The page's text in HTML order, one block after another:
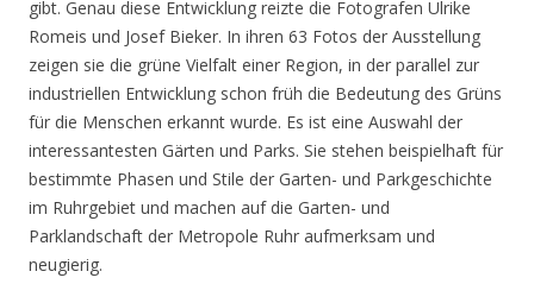
gibt. Genau diese Entwicklung reizte die Fotografen Ulrike
Romeis und Josef Bieker. In ihren 63 Fotos der Ausstellung
zeigen sie die grüne Vielfalt einer Region, in der parallel zur
industriellen Entwicklung schon früh die Bedeutung des Grüns
für die Menschen erkannt wurde. Es ist eine Auswahl der
interessantesten Gärten und Parks. Sie stehen beispielhaft für
bestimmte Phasen und Stile der Garten- und Parkgeschichte
im Ruhrgebiet und machen auf die Garten- und
Parklandschaft der Metropole Ruhr aufmerksam und
neugierig.